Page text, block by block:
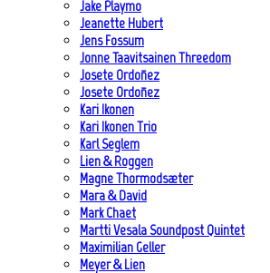
Jake Playmo
Jeanette Hubert
Jens Fossum
Jonne Taavitsainen Threedom
Josete Ordoñez
Josete Ordoñez
Kari Ikonen
Kari Ikonen Trio
Karl Seglem
Lien & Roggen
Magne Thormodsæter
Mara & David
Mark Chaet
Martti Vesala Soundpost Quintet
Maximilian Geller
Meyer & Lien